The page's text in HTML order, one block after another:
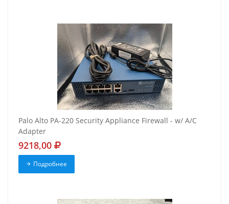
Palo Alto PA-220 Security Appliance Firewall - w/ A/C
Adapter
9218,00
Подробнее